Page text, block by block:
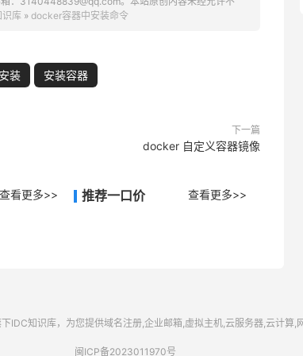
识库» docker容器中安装命令
装 安装容器
下一篇
docker 自定义容器镜像
查看更多>> 推荐一口价 查看更多>>
IDC知识库，为您提供域名注册,企业邮箱,虚拟主机,云服务器,云计算,
闽ICP备2023011970号